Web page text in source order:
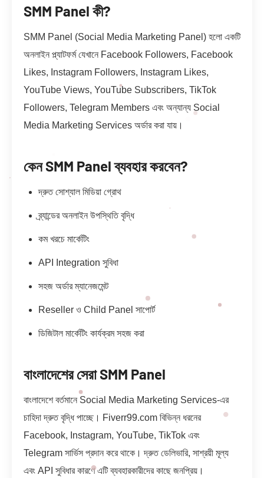
SMM Panel কী?
SMM Panel (Social Media Marketing Panel) হলো একটি
অনলাইন প্ল্যাটফর্ম যেখানে Facebook Followers, Facebook
Likes, Instagram Followers, Instagram Likes,
YouTube Views, YouTube Subscribers, TikTok
Followers, Telegram Members এবং অন্যান্য Social
Media Marketing Services অর্ডার করা যায়।
কেন SMM Panel ব্যবহার করবেন?
দ্রুত সোশ্যাল মিডিয়া গ্রোথ
ব্র্যান্ডের অনলাইন উপস্থিতি বৃদ্ধি
কম খরচে মার্কেটিং
API Integration সুবিধা
সহজ অর্ডার ম্যানেজমেন্ট
Reseller ও Child Panel সাপোর্ট
ডিজিটাল মার্কেটিং কার্যক্রম সহজ করা
বাংলাদেশের সেরা SMM Panel
বাংলাদেশে বর্তমানে Social Media Marketing Services-এর
চাহিদা দ্রুত বৃদ্ধি পাচ্ছে। Fiverr99.com বিভিন্ন ধরনের
Facebook, Instagram, YouTube, TikTok এবং
Telegram সার্ভিস প্রদান করে থাকে। দ্রুত ডেলিভারি, সাশ্রয়ী মূল্য
এবং API সুবিধার কারণে এটি ব্যবহারকারীদের কাছে জনপ্রিয়।